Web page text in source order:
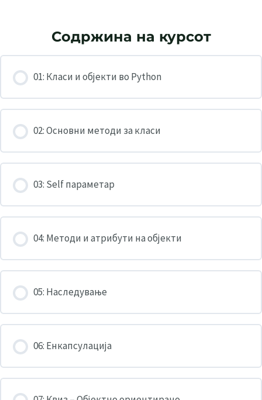
Содржина на курсот
01: Класи и објекти во Python
02: Основни методи за класи
03: Self параметар
04: Методи и атрибути на објекти
05: Наследување
06: Енкапсулација